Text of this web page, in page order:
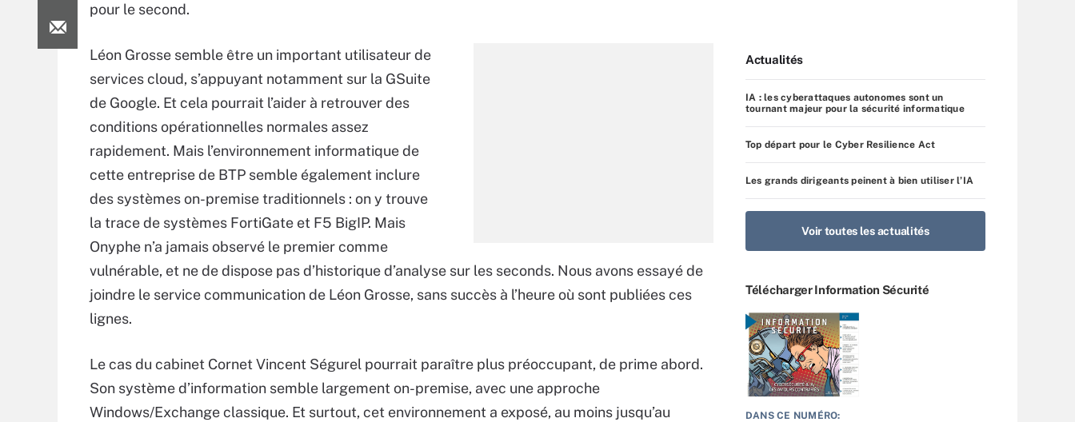
pour le second.
Léon Grosse semble être un important utilisateur de
services cloud, s’appuyant notamment sur la GSuite
de Google. Et cela pourrait l’aider à retrouver des
conditions opérationnelles normales assez
rapidement. Mais l’environnement informatique de
cette entreprise de BTP semble également inclure
des systèmes on-premise traditionnels : on y trouve
la trace de systèmes FortiGate et F5 BigIP. Mais
Onyphe n’a jamais observé le premier comme
vulnérable, et ne de dispose pas d’historique d’analyse sur les seconds. Nous avons essayé de
joindre le service communication de Léon Grosse, sans succès à l’heure où sont publiées ces
lignes.
Le cas du cabinet Cornet Vincent Ségurel pourrait paraître plus préoccupant, de prime abord.
Son système d’information semble largement on-premise, avec une approche
Windows/Exchange classique. Et surtout, cet environnement a exposé, au moins jusqu’au
Actualités
IA : les cyberattaques autonomes sont un
tournant majeur pour la sécurité informatique
Top départ pour le Cyber Resilience Act
Les grands dirigeants peinent à bien utiliser l’IA
Voir toutes les actualités
Télécharger Information Sécurité
DANS CE NUMÉRO: